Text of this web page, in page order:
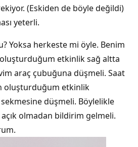
(Eskiden de böyle değildi)
yeterli.
Yoksa herkeste mi öyle. Benim
etkinlik sağ altta
araç çubuğuna düşmeli. Saat
oluşturduğum etkinlik
düşmeli. Böylelikle
olmadan bildirim gelmeli.